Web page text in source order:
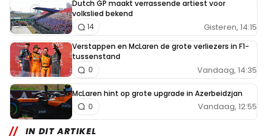
Dutch GP maakt verrassende artiest voor
volkslied bekend
Gisteren, 14:15
14
Verstappen en McLaren de grote verliezers in F1-
tussenstand
Vandaag, 14:35
0
McLaren hint op grote upgrade in Azerbeidzjan
Vandaag, 12:55
0
IN DIT ARTIKEL